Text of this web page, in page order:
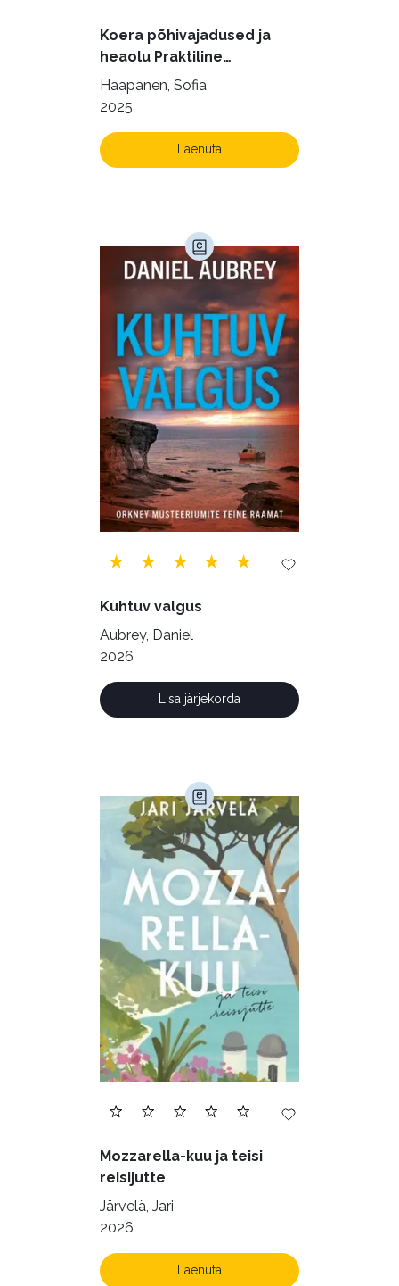
Krimi ja põnevik (1285)
Kultuur ja teadus (45)
Kunst ja looming (86)
Laste- ja noortekirjandus (580)
Maamajandus (24)
Majandus (34)
Perioodika (15)
Psühholoogia (184)
Rahandus (47)
Religioon (107)
Siseturvalisus (34)
Sport (52)
Tehnika (6)
Telekommunikatsioon (9)
Tervis (147)
Transport (8)
Ulme ja fantaasia (244)
Vabakasutus (423)
Õigus (22)
Koera põhivajadused ja
heaolu Praktiline
käsiraamat sujuvaks ja
rahuldust pakkuvaks
Haapanen, Sofia
2025
Laenuta
Kuhtuv valgus
Aubrey, Daniel
2026
Lisa järjekorda
Mozzarella-kuu ja teisi
reisijutte
Järvelä, Jari
2026
Laenuta